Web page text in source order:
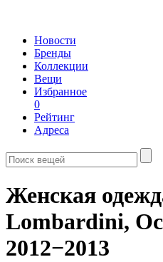
Новости
Бренды
Коллекции
Вещи
Избранное
0
Рейтинг
Адреса
Женская
Lombardini,
2012−2013